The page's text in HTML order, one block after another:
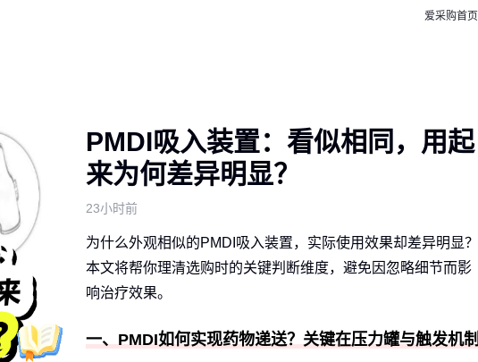
爱采购首页
PMDI吸入装置：看似相同，用起
来为何差异明显？
23小时前
为什么外观相似的PMDI吸入装置，实际使用效果却差异明显？
本文将帮你理清选购时的关键判断维度，避免因忽略细节而影
响治疗效果。
一、PMDI如何实现药物递送？关键在压力罐与触发机制